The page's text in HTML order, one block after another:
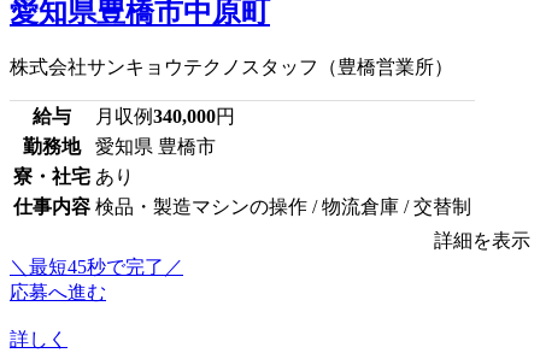
愛知県豊橋市中原町
株式会社サンキョウテクノスタッフ（豊橋営業所）
給与 月収例340,000円
勤務地
愛知県 豊橋市
寮・社宅 あり
仕事内容 検品・製造マシンの操作 / 物流倉庫 / 交替制
詳細を表示
＼最短45秒で完了／
応募へ進む
詳しく